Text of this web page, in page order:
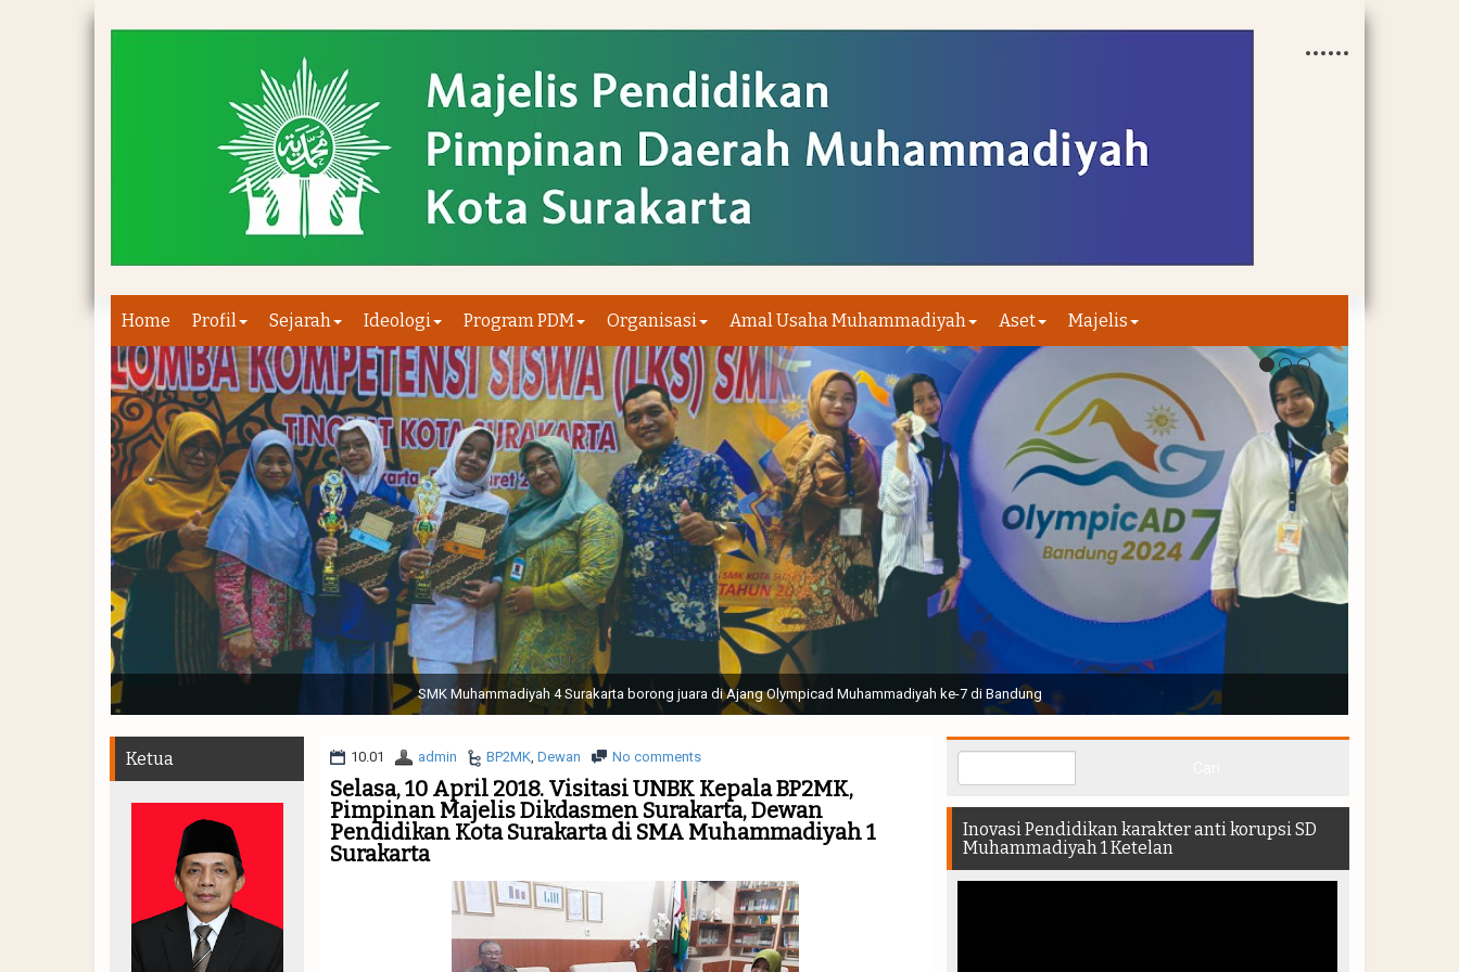
Home Profil Sejarah Ideologi Program PDM Organisasi Amal Usaha Muhammadiyah Aset Majelis
Sabtu, 19 November 2022. (dari kiri) Pertunjukan Tapak Suci Perguruan Muhammadiyah ( TSPM ) di Stadion Manahan Solo || Ir. H. Joko Widodo selaku Presiden RI membuka Acara Muktamar
Muhammadiyah 48 || Pertunjukan bendera dan tari memukau seluruh Muktamar dan Muktamirin yang hadir di dalam stadion
10.01 admin BP2MK, Dewan No comments
Selasa, 10 April 2018. Visitasi UNBK Kepala BP2MK,
Pimpinan Majelis Dikdasmen Surakarta, Dewan
Pendidikan Kota Surakarta di SMA Muhammadiyah 1
Surakarta
Ketua
Inovasi Pendidikan karakter anti korupsi SD
Muhammadiyah 1 Ketelan